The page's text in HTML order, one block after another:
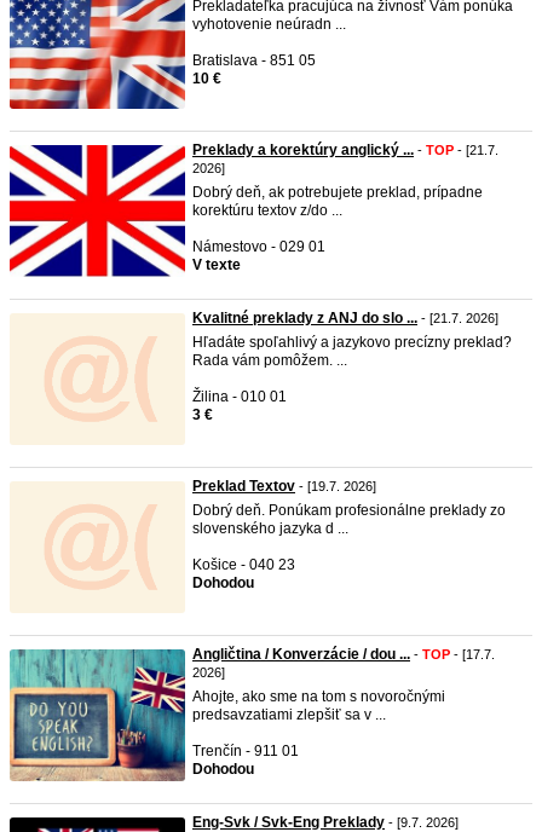
Prekladateľka pracujúca na živnosť Vám ponúka
vyhotovenie neúradn ...
Bratislava - 851 05
10 €
Preklady a korektúry anglický ... - TOP - [21.7.
2026]
Dobrý deň, ak potrebujete preklad, prípadne
korektúru textov z/do ...
Námestovo - 029 01
V texte
Kvalitné preklady z ANJ do slo ... - [21.7. 2026]
Hľadáte spoľahlivý a jazykovo precízny preklad?
Rada vám pomôžem. ...
Žilina - 010 01
3 €
Preklad Textov - [19.7. 2026]
Dobrý deň. Ponúkam profesionálne preklady zo
slovenského jazyka d ...
Košice - 040 23
Dohodou
Angličtina / Konverzácie / dou ... - TOP - [17.7.
2026]
Ahojte, ako sme na tom s novoročnými
predsavzatiami zlepšiť sa v ...
Trenčín - 911 01
Dohodou
Eng-Svk / Svk-Eng Preklady - [9.7. 2026]